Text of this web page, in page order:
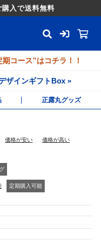
購入で送料無料
コース”はコチラ！！
ザインギフトBox »
正露丸グッズ
価格が安い 価格が高い
定期購入可能